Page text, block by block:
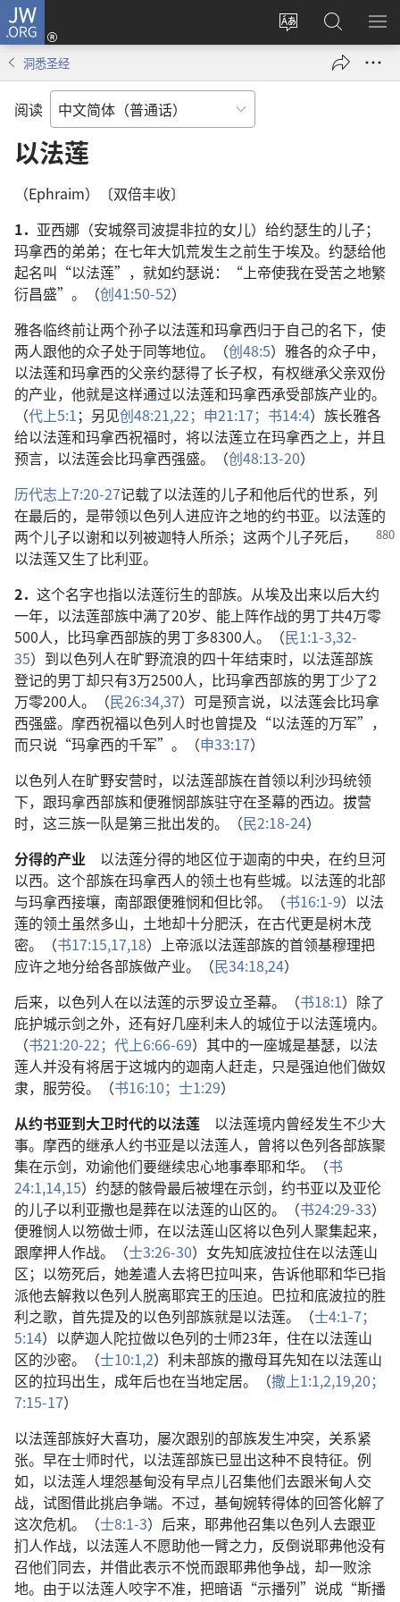
JW.ORG
更
登
录
（打
搜
索
JW.ORG
显
洞悉圣经
阅读
以法莲
（Ephraim）〔双倍丰收〕
1． 亚西娜（安城祭司波提非拉的女儿）给约瑟生的儿子；
玛拿西的弟弟；在七年大饥荒发生之前生于埃及。约瑟给他
起名叫“以法莲”，就如约瑟说：“上帝使我在受苦之地繁
衍昌盛”。（创41:50-52）
雅各临终前让两个孙子以法莲和玛拿西归于自己的名下，使
两人跟他的众子处于同等地位。（创48:5）雅各的众子中，
以法莲和玛拿西的父亲约瑟得了长子权，有权继承父亲双份
的产业，他就是这样通过以法莲和玛拿西承受部族产业的。
（代上5:1；另见创48:21,22； 申21:17； 书14:4）族长雅各
给以法莲和玛拿西祝福时，将以法莲立在玛拿西之上，并且
预言，以法莲会比玛拿西强盛。（创48:13-20）
历代志上7:20-27记载了以法莲的儿子和他后代的世系，列
在最后的，是带领以色列人进应许之地的约书亚。以法莲的
两个儿子以谢和以列被迦特人所杀；这两个儿子死后，
以法莲又生了比利亚。
2． 这个名字也指以法莲衍生的部族。从埃及出来以后大约
一年，以法莲部族中满了20岁、能上阵作战的男丁共4万零
500人，比玛拿西部族的男丁多8300人。（民1:1-3,32-
35）到以色列人在旷野流浪的四十年结束时，以法莲部族
登记的男丁却只有3万2500人，比玛拿西部族的男丁少了2
万零200人。（民26:34,37）可是预言说，以法莲会比玛拿
西强盛。摩西祝福以色列人时也曾提及“以法莲的万军”，
而只说“玛拿西的千军”。（申33:17）
以色列人在旷野安营时，以法莲部族在首领以利沙玛统领
下，跟玛拿西部族和便雅悯部族驻守在圣幕的西边。拔营
时，这三族一队是第三批出发的。（民2:18-24）
分得的产业 以法莲分得的地区位于迦南的中央，在约旦河
以西。这个部族在玛拿西人的领土也有些城。以法莲的北部
与玛拿西接壤，南部跟便雅悯和但比邻。（书16:1-9）以法
莲的领土虽然多山，土地却十分肥沃，在古代更是树木茂
密。（书17:15,17,18）上帝派以法莲部族的首领基穆理把
应许之地分给各部族做产业。（民34:18,24）
后来，以色列人在以法莲的示罗设立圣幕。（书18:1）除了
庇护城示剑之外，还有好几座利未人的城位于以法莲境内。
（书21:20-22； 代上6:66-69）其中的一座城是基瑟，以法
莲人并没有将居于这城内的迦南人赶走，只是强迫他们做奴
隶，服劳役。（书16:10； 士1:29）
从约书亚到大卫时代的以法莲 以法莲境内曾经发生不少大
事。摩西的继承人约书亚是以法莲人，曾将以色列各部族聚
集在示剑，劝谕他们要继续忠心地事奉耶和华。（书
24:1,14,15）约瑟的骸骨最后被埋在示剑，约书亚以及亚伦
的儿子以利亚撒也是葬在以法莲的山区的。（书24:29-33）
便雅悯人以笏做士师，在以法莲山区将以色列人聚集起来，
跟摩押人作战。（士3:26-30）女先知底波拉住在以法莲山
区；以笏死后，她差遣人去将巴拉叫来，告诉他耶和华已指
派他去解救以色列人脱离耶宾王的压迫。巴拉和底波拉的胜
利之歌，首先提及的以色列部族就是以法莲。（士4:1-7；
5:14）以萨迦人陀拉做以色列的士师23年，住在以法莲山
区的沙密。（士10:1,2）利未部族的撒母耳先知在以法莲山
区的拉玛出生，成年后也在当地定居。（撒上1:1,2,19,20；
7:15-17）
以法莲部族好大喜功，屡次跟别的部族发生冲突，关系紧
张。早在士师时代，以法莲部族已显出这种不良特征。例
如，以法莲人埋怨基甸没有早点儿召集他们去跟米甸人交
战，试图借此挑启争端。不过，基甸婉转得体的回答化解了
这次危机。（士8:1-3）后来，耶弗他召集以色列人去跟亚
扪人作战，以法莲人不愿助他一臂之力，反倒说耶弗他没有
召他们同去，并借此表示不悦而跟耶弗他争战，却一败涂
地。由于以法莲人咬字不准，把暗语“示播列”说成“斯播